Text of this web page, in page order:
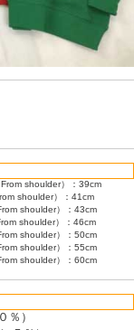
shoulder）：39cm
shoulder）：41cm
shoulder）：43cm
shoulder）：46cm
shoulder）：50cm
shoulder）：55cm
shoulder）：60cm
％）